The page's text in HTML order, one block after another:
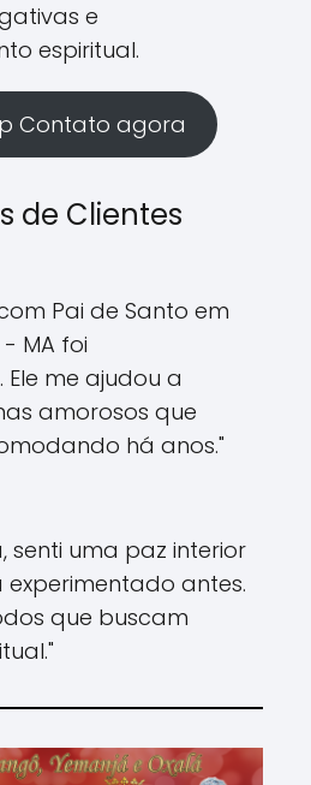
e
espiritual.
Contato agora
de Clientes
Pai de Santo em
MA foi
me ajudou a
amorosos que
há anos."
senti uma paz interior
antes.
que buscam